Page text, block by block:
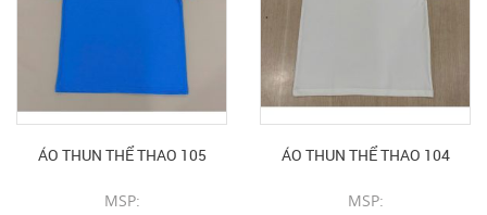
ÁO THUN THỂ THAO 105
MSP:
ÁO THUN THỂ THAO 104
MSP: